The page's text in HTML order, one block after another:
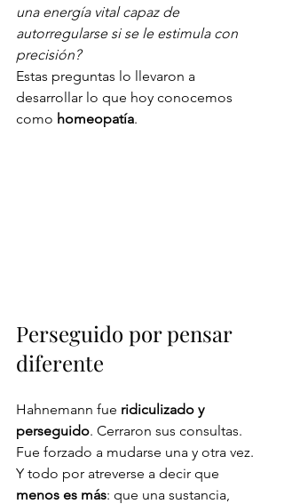
una energía vital capaz de
autorregularse si se le estimula con
precisión?
Estas preguntas lo llevaron a
desarrollar lo que hoy conocemos
como homeopatía.
Perseguido por pensar
diferente
Hahnemann fue ridiculizado y
perseguido. Cerraron sus consultas.
Fue forzado a mudarse una y otra vez.
Y todo por atreverse a decir que
menos es más: que una sustancia,